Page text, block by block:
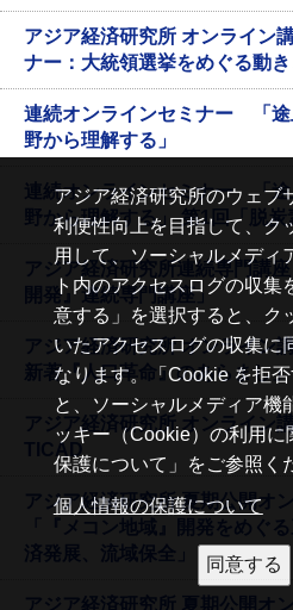
アジア経済研究所 オンライン
ナー：大統領選挙をめぐる動き
連続オンラインセミナー 「途
野から理解する」
連続オンラインセミナー 「
野から理解する」 第1回「脱炭
アジア経済研究所連続専門講
開発』連続専門講座」
アジア経済研究所 オンライン
新著『人口革命』のあらまし」
アジア経済研究所 オンライ
TICAD
アジア経済研究所 夏期公開オ
「『メコン地域』開発をめぐ
済発展、流域保全」
アジア経済研究所 夏期公開オ
アジア経済研究所のウェブ
利便性向上を目指して、ク
用して、ソーシャルメディ
ト内のアクセスログの収集
意する」を選択すると、ク
いたアクセスログの収集に
なります。「Cookie を拒
と、ソーシャルメディア機
ッキー（Cookie）の利用に
保護について」をご参照く
個人情報の保護について